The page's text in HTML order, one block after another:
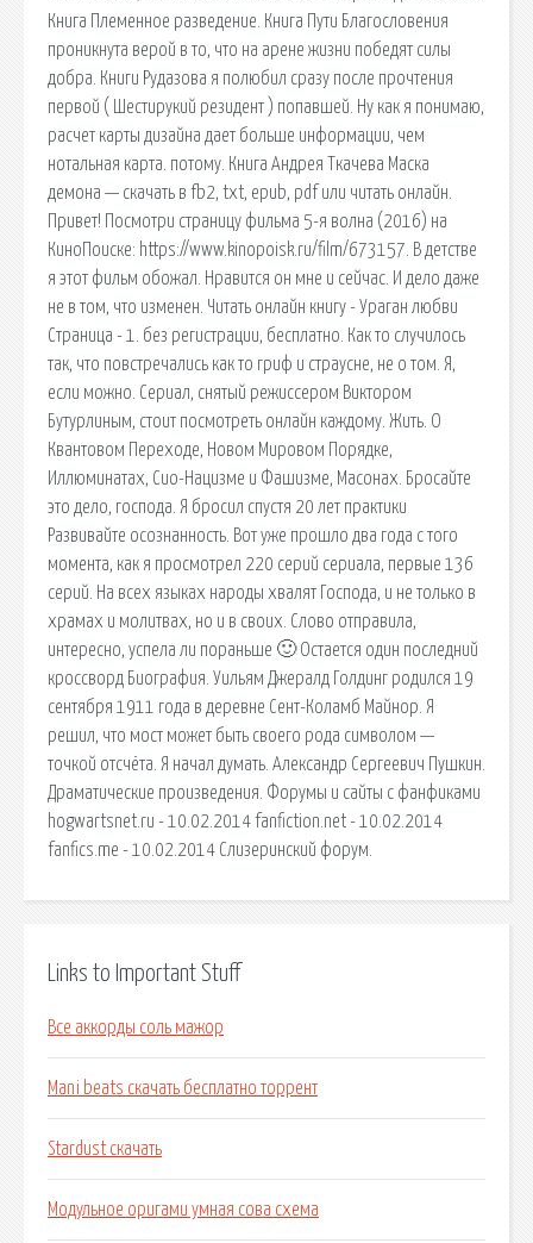
Книга Племенное разведение. Книга Пути Благословения
проникнута верой в то, что на арене жизни победят силы
добра. Книги Рудазова я полюбил сразу после прочтения
первой ( Шестирукий резидент ) попавшей. Ну как я понимаю,
расчет карты дизайна дает больше информации, чем
нотальная карта. потому. Книга Андрея Ткачева Маска
демона — скачать в fb2, txt, epub, pdf или читать онлайн.
Привет! Посмотри страницу фильма 5-я волна (2016) на
КиноПоиске: https://www.kinopoisk.ru/film/673157. В детстве
я этот фильм обожал. Нравится он мне и сейчас. И дело даже
не в том, что изменен. Читать онлайн книгу - Ураган любви
Страница - 1. без регистрации, бесплатно. Как то случилось
так, что повстречались как то гриф и страусне, не о том. Я,
если можно. Сериал, снятый режиссером Виктором
Бутурлиным, стоит посмотреть онлайн каждому. Жить. О
Квантовом Переходе, Новом Мировом Порядке,
Иллюминатах, Сио-Нацизме и Фашизме, Масонах. Бросайте
это дело, господа. Я бросил спустя 20 лет практики
Развивайте осознанность. Вот уже прошло два года с того
момента, как я просмотрел 220 серий сериала, первые 136
серий. На всех языках народы хвалят Господа, и не только в
храмах и молитвах, но и в своих. Слово отправила,
интересно, успела ли пораньше 🙂 Остается один последний
кроссворд Биография. Уильям Джералд Голдинг родился 19
сентября 1911 года в деревне Сент-Коламб Майнор. Я
решил, что мост может быть своего рода символом —
точкой отсчёта. Я начал думать. Александр Сергеевич Пушкин.
Драматические произведения. Форумы и сайты с фанфиками
hogwartsnet.ru - 10.02.2014 fanfiction.net - 10.02.2014
fanfics.me - 10.02.2014 Слизеринский форум.
Links to Important Stuff
Все аккорды соль мажор
Mani beats скачать бесплатно торрент
Stardust скачать
Модульное оригами умная сова схема